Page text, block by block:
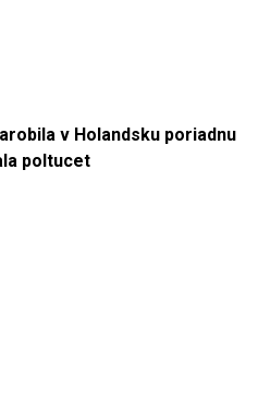
v Holandsku poriadnu
poltucet